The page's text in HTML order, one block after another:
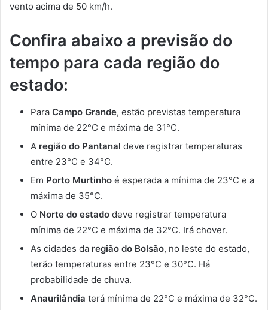
vento acima de 50 km/h.
Confira abaixo a previsão do
tempo para cada região do
estado:
Para Campo Grande, estão previstas temperatura
mínima de 22°C e máxima de 31°C.
A região do Pantanal deve registrar temperaturas
entre 23°C e 34°C.
Em Porto Murtinho é esperada a mínima de 23°C e a
máxima de 35°C.
O Norte do estado deve registrar temperatura
mínima de 22°C e máxima de 32°C. Irá chover.
As cidades da região do Bolsão, no leste do estado,
terão temperaturas entre 23°C e 30°C. Há
probabilidade de chuva.
Anaurilândia terá mínima de 22°C e máxima de 32°C.